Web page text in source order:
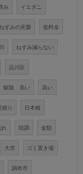
み イエダニ
ねずみの死骸 低料金
ねずみ減らない
品川区
駆除 高い 高い
り 日本橋
現調 金額
大宮 ゴミ置き場
調布市